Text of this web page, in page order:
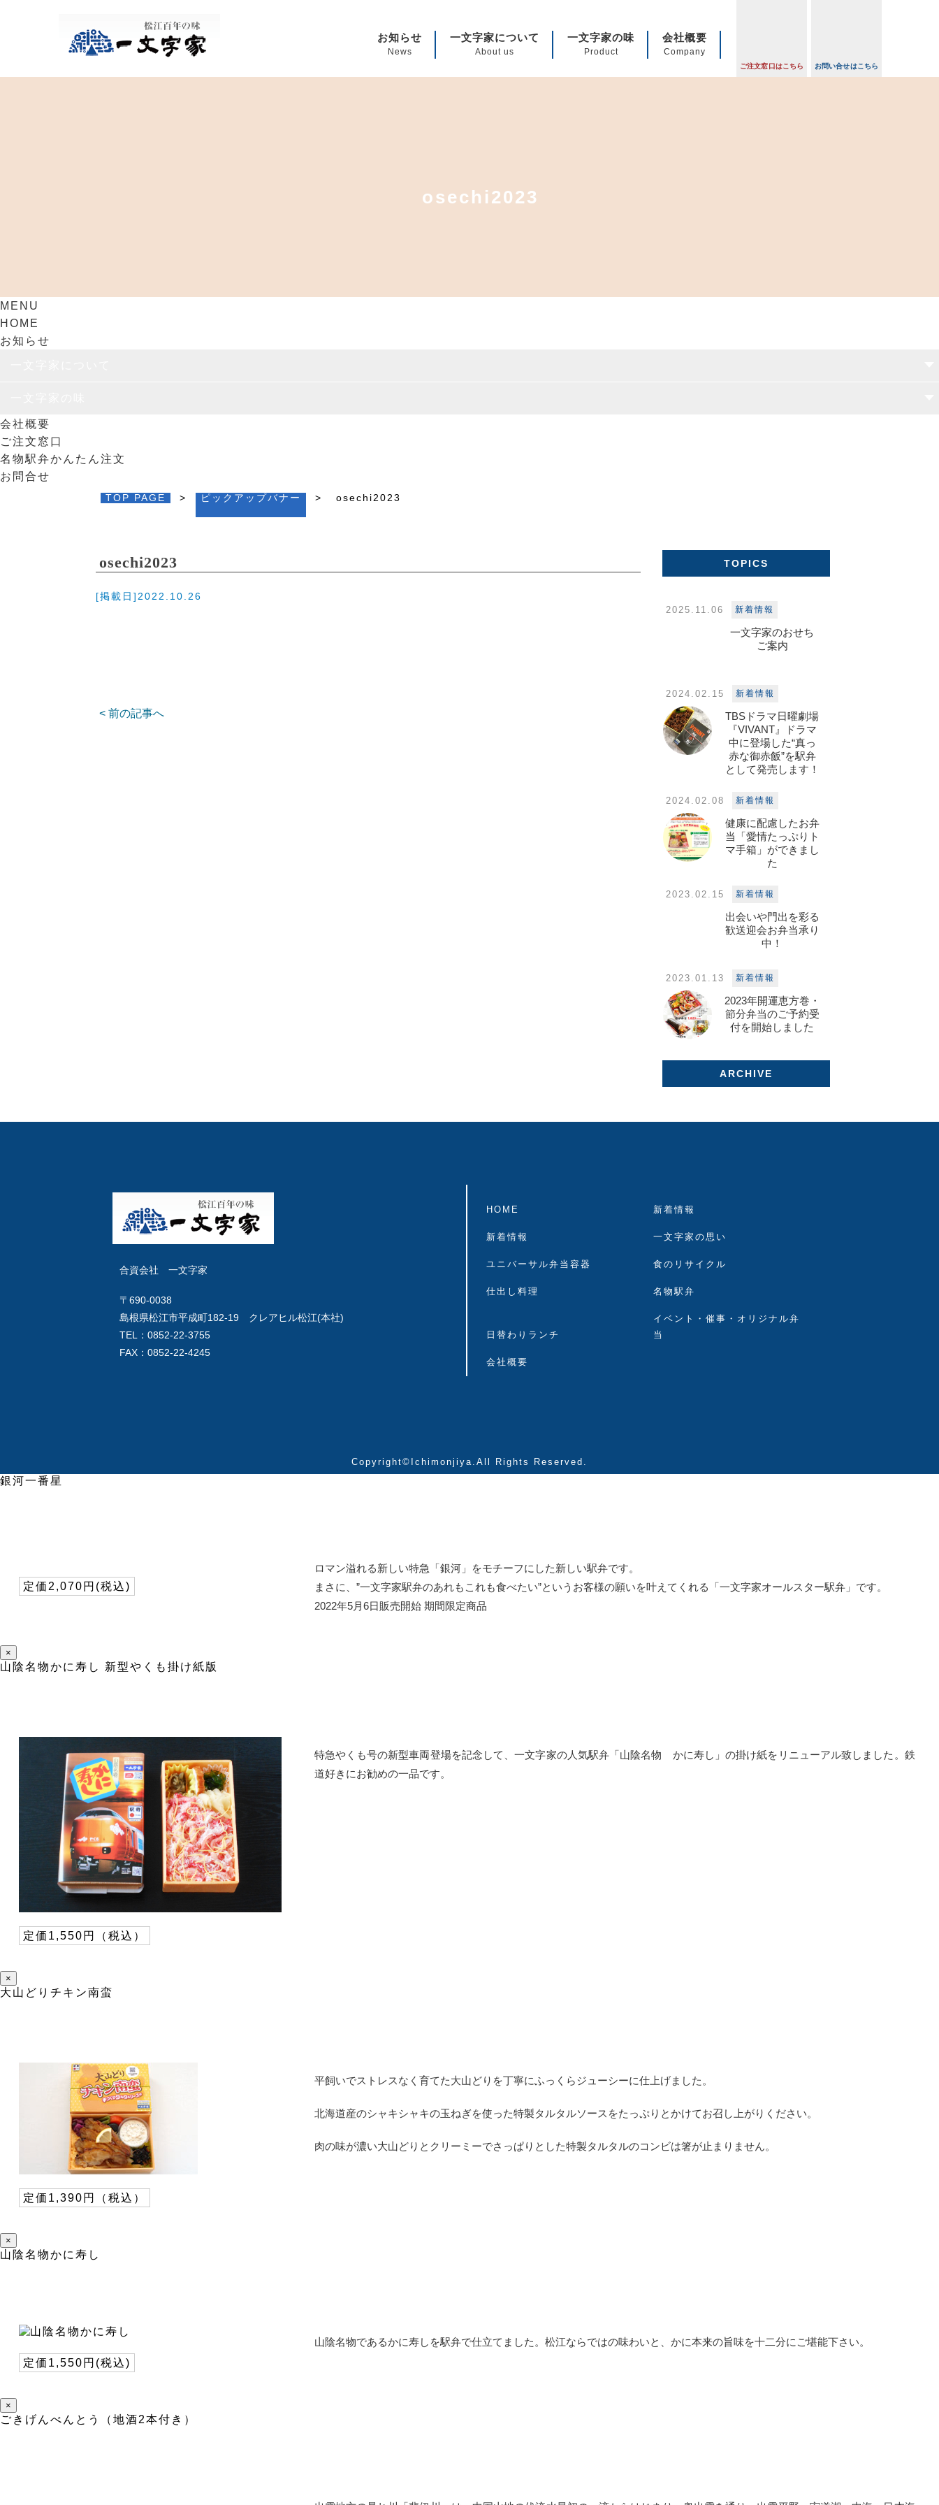
ご注文窓口はこちら お問い合せはこちら
お知らせ
News
一文字家について
About us
一文字家の味
Product
会社概要
Company
osechi2023
MENU
HOME
お知らせ
仕出し
駅弁
日替わりランチ
オリジナル弁当
会社概要
ご注文窓口
名物駅弁かんたん注文
お問合せ
TOP PAGE > ピックアップバナー > osechi2023
osechi2023
[掲載日]2022.10.26
< 前の記事へ
TOPICS
2025.11.06 新着情報
一文字家のおせち
ご案内
2024.02.15 新着情報
TBSドラマ日曜劇場
『VIVANT』ドラマ
中に登場した“真っ
赤な御赤飯”を駅弁
として発売します！
2024.02.08 新着情報
健康に配慮したお弁
当「愛情たっぷりト
マ手箱」ができまし
た
2023.02.15 新着情報
出会いや門出を彩る
歓送迎会お弁当承り
中！
2023.01.13 新着情報
2023年開運恵方巻・
節分弁当のご予約受
付を開始しました
ARCHIVE
合資会社 一文字家
〒690-0038
島根県松江市平成町182-19 クレアヒル松江(本社)
TEL：0852-22-3755
FAX：0852-22-4245
HOME 新着情報
新着情報 一文字家の思い
ユニバーサル弁当容器 食のリサイクル
仕出し料理 名物駅弁
日替わりランチ
イベント・催事・オリジナル弁
当
会社概要
Copyright©Ichimonjiya.All Rights Reserved.
銀河一番星
定価2,070円(税込)
ロマン溢れる新しい特急「銀河」をモチーフにした新しい駅弁です。
まさに、”一文字家駅弁のあれもこれも食べたい”というお客様の願いを叶えてくれる「一文字家オールスター駅弁」です。
2022年5月6日販売開始 期間限定商品
×
山陰名物かに寿し 新型やくも掛け紙版
定価1,550円（税込）
特急やくも号の新型車両登場を記念して、一文字家の人気駅弁「山陰名物 かに寿し」の掛け紙をリニューアル致しました。鉄
道好きにお勧めの一品です。
×
大山どりチキン南蛮
定価1,390円（税込）
平飼いでストレスなく育てた大山どりを丁寧にふっくらジューシーに仕上げました。
北海道産のシャキシャキの玉ねぎを使った特製タルタルソースをたっぷりとかけてお召し上がりください。
肉の味が濃い大山どりとクリーミーでさっぱりとした特製タルタルのコンビは箸が止まりません。
×
山陰名物かに寿し
定価1,550円(税込)
山陰名物であるかに寿しを駅弁で仕立てました。松江ならではの味わいと、かに本来の旨味を十二分にご堪能下さい。
×
ごきげんべんとう（地酒2本付き）